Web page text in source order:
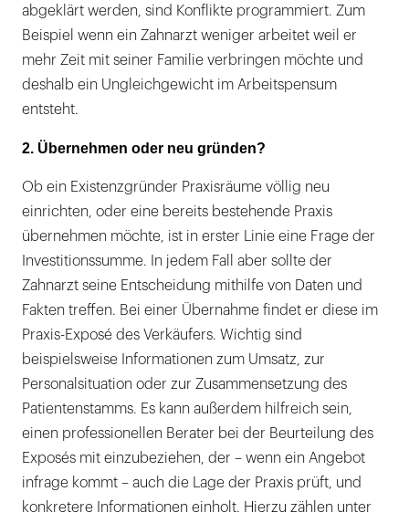
abgeklärt werden, sind Konflikte programmiert. Zum
Beispiel wenn ein Zahnarzt weniger arbeitet weil er
mehr Zeit mit seiner Familie verbringen möchte und
deshalb ein Ungleichgewicht im Arbeitspensum
entsteht.
2. Übernehmen oder neu gründen?
Ob ein Existenzgründer Praxisräume völlig neu
einrichten, oder eine bereits bestehende Praxis
übernehmen möchte, ist in erster Linie eine Frage der
Investitionssumme. In jedem Fall aber sollte der
Zahnarzt seine Entscheidung mithilfe von Daten und
Fakten treffen. Bei einer Übernahme findet er diese im
Praxis-Exposé des Verkäufers. Wichtig sind
beispielsweise Informationen zum Umsatz, zur
Personalsituation oder zur Zusammensetzung des
Patientenstamms. Es kann außerdem hilfreich sein,
einen professionellen Berater bei der Beurteilung des
Exposés mit einzubeziehen, der – wenn ein Angebot
infrage kommt – auch die Lage der Praxis prüft, und
konkretere Informationen einholt. Hierzu zählen unter